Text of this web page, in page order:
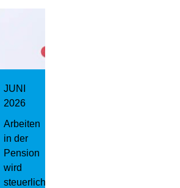
JUNI
2026
Arbeiten
in der
Pension
wird
steuerlich